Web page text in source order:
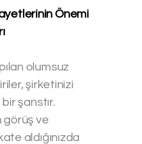
Önemi
olumsuz
şirketinizi
şanstır.
görüş ve
aldığınızda